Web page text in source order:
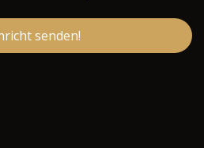
senden!